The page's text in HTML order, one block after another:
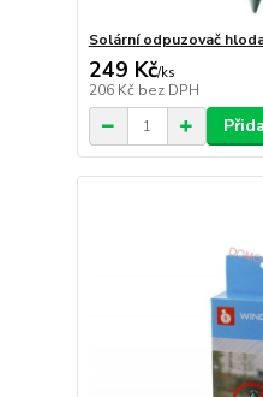
Solární odpuzovač
249 Kč/ks
206 Kč bez DPH